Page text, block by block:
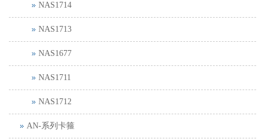
NAS1714
NAS1713
NAS1677
NAS1711
NAS1712
AN-系列卡箍